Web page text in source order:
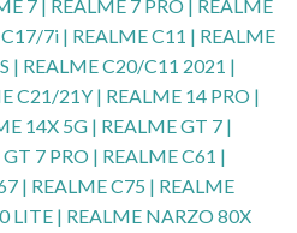
7 | REALME 7 PRO | REALME
7i | REALME C11 | REALME
| REALME C20/C11 2021 |
C21/21Y | REALME 14 PRO |
14X 5G | REALME GT 7 |
7 PRO | REALME C61 |
| REALME C75 | REALME
LITE | REALME NARZO 80X